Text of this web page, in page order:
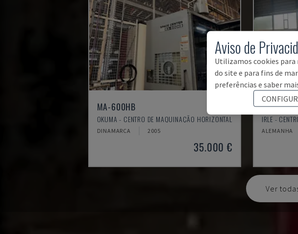
MA-600HB
OKUMA - CENTRO DE MAQUINAÇÃO HORIZONTAL
DINAMARCA 2005
35.000 €
IRD 1600
IRLE -
ALEMANHA
Ver
Aviso de
Utilizamos cookies para
do site e para fins de
preferências e saber